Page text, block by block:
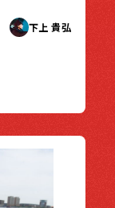
下上 貴弘
その⑬